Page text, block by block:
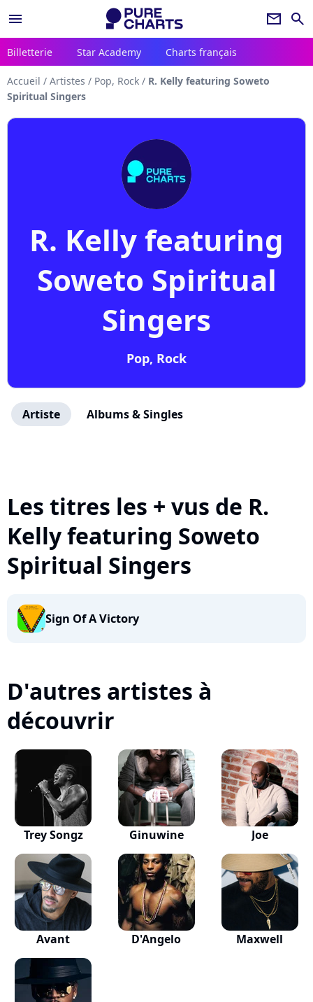
menu newsletter search
Billetterie Star Academy Charts français
Accueil / Artistes / Pop, Rock / R. Kelly featuring Soweto
Spiritual Singers
R. Kelly featuring
Soweto Spiritual
Singers
Pop, Rock
Artiste Albums & Singles
Les titres les + vus de R.
Kelly featuring Soweto
Spiritual Singers
Sign Of A Victory
D'autres artistes à
découvrir
Trey Songz Ginuwine Joe
Avant D'Angelo Maxwell